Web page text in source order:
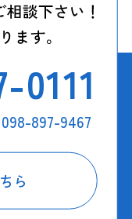
0111
897-9467
ら